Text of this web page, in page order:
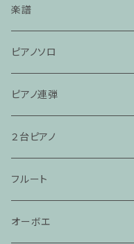
楽譜
ピアノソロ
ピアノ連弾
２台ピアノ
フルート
オーボエ